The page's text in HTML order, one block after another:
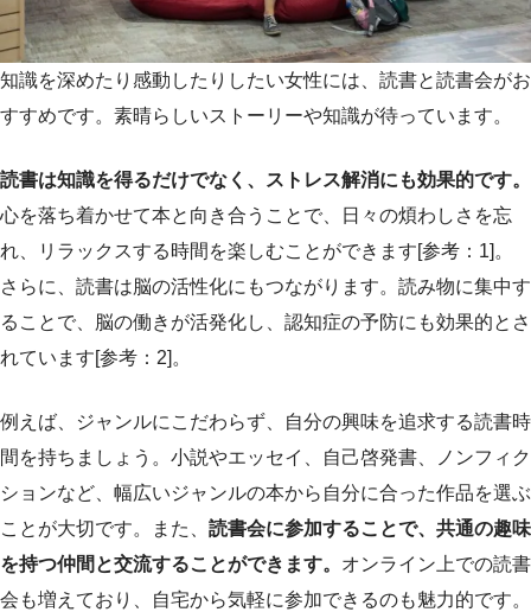
知識を深めたり感動したりしたい女性には、読書と読書会がお
すすめです。素晴らしいストーリーや知識が待っています。
読書は知識を得るだけでなく、ストレス解消にも効果的です。
心を落ち着かせて本と向き合うことで、日々の煩わしさを忘
れ、リラックスする時間を楽しむことができます[参考：1]。
さらに、読書は脳の活性化にもつながります。読み物に集中す
ることで、脳の働きが活発化し、認知症の予防にも効果的とさ
れています[参考：2]。
例えば、ジャンルにこだわらず、自分の興味を追求する読書時
間を持ちましょう。小説やエッセイ、自己啓発書、ノンフィク
ションなど、幅広いジャンルの本から自分に合った作品を選ぶ
ことが大切です。また、 読書会に参加することで、共通の趣味
を持つ仲間と交流することができます。 オンライン上での読書
会も増えており、自宅から気軽に参加できるのも魅力的です。